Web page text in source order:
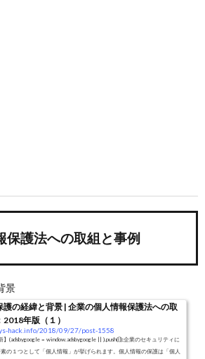
保護法への取組と事例
景
護の経緯と背景 | 企業の個人情報保護法への取
年版（１）
hack.info/2018/09/27/post-1558
】(adsbygoogle = window.adsbygoogle || ).push({});企業のセキュリティに
の１つとして「個人情報」が挙げられます。個人情報の保護は「個人